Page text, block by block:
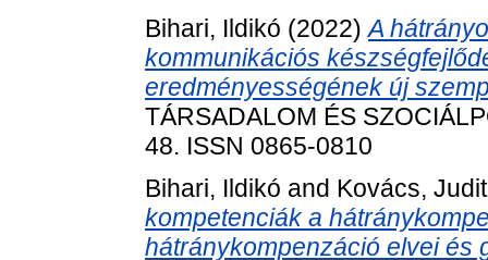
Bihari, Ildikó (2022)A
kommunikációs
eredményességének új
TÁRSADALOM ÉS
48. ISSN 0865-0810
Bihari, Ildikó and Kovács, Judit
kompetenciák a
hátránykompenzáció elvei és